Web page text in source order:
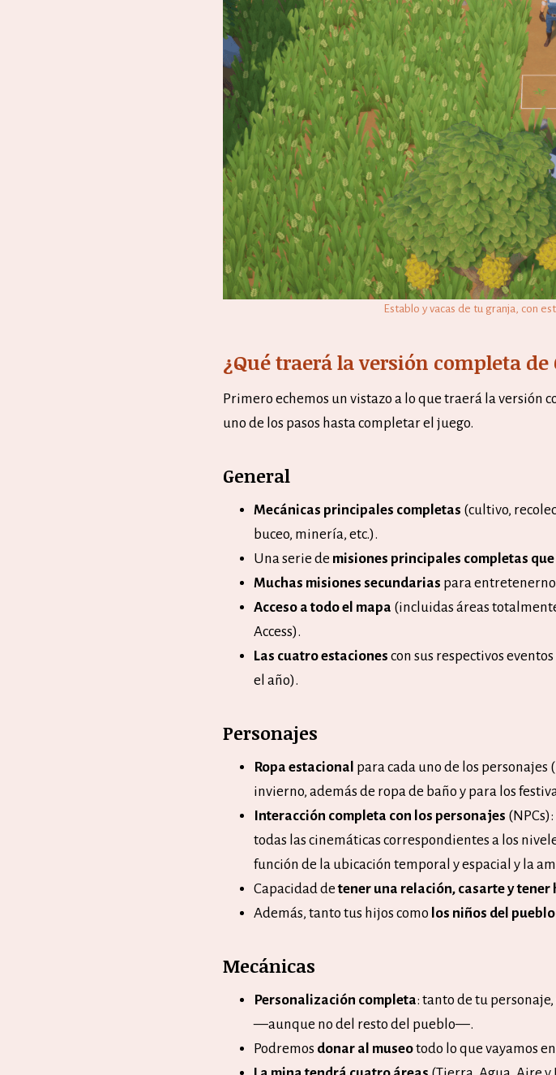
Establo y vacas de tu granja, con
¿Qué traerá la versión completa
Primero echemos un vistazo a lo que traerá la versión
uno de los pasos hasta completar el juego.
General
Mecánicas principales completas (cultivo,
buceo, minería, etc.).
Una serie de misiones principales completas
Muchas misiones secundarias para
Acceso a todo el mapa (incluidas áreas
Access).
Las cuatro estaciones con sus respectivos
el año).
Personajes
Ropa estacional para cada uno de los personajes
invierno, además de ropa de baño y para los
Interacción completa con los personajes
todas las cinemáticas correspondientes a los
función de la ubicación temporal y espacial y la
Capacidad detener una relación, casarte y tener
Además, tanto tus hijos como los niños del
Mecánicas
Personalización completa: tanto de tu
—aunque no del resto del pueblo—.
Podremos donar al museotodo lo que vayamos